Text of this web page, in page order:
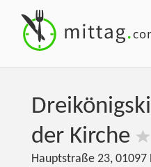
der Kirche
Hauptstraße 23, 01097